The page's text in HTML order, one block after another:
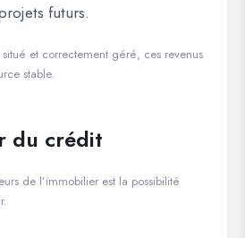
futurs.
et correctement géré, ces revenus
stable.
du crédit
de l’immobilier est la possibilité